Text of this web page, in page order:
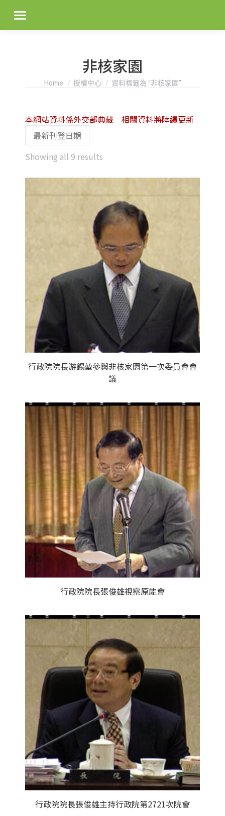
非核家園
You are here:
Home 授權中心 資料標籤為 “非核家園”
Showing all 9 results
latest
本網站資料係外交部典藏 相關資料將陸續更新
行政院院長游錫堃參與非核家園第一次委員會會
議
行政院院長張俊雄視察原能會
行政院院長張俊雄主持行政院第2721次院會